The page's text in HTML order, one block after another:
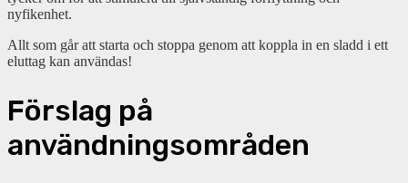
nyfikenhet.
Allt som går att starta och stoppa genom att koppla in en sladd i ett
eluttag kan användas!
Förslag på
användningsområden